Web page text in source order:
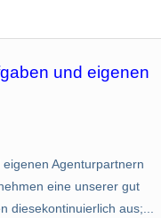
und eigenen
Agenturpartnern
eine unserer gut
diesekontinuierlich aus;...